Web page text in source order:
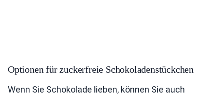
Optionen für zuckerfreie Schokoladenstückchen
Wenn Sie Schokolade lieben, können Sie auch